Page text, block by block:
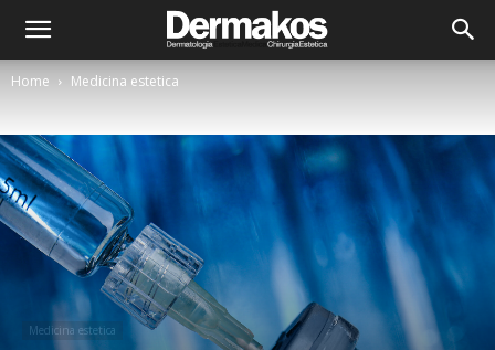
Home Medicina estetica
Medicina estetica